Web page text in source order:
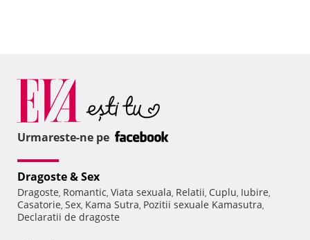
Urmareste-ne pe
Dragoste & Sex
Dragoste, Romantic, Viata sexuala, Relatii, Cuplu, Iubire,
Casatorie, Sex, Kama Sutra, Pozitii sexuale Kamasutra,
Declaratii de dragoste